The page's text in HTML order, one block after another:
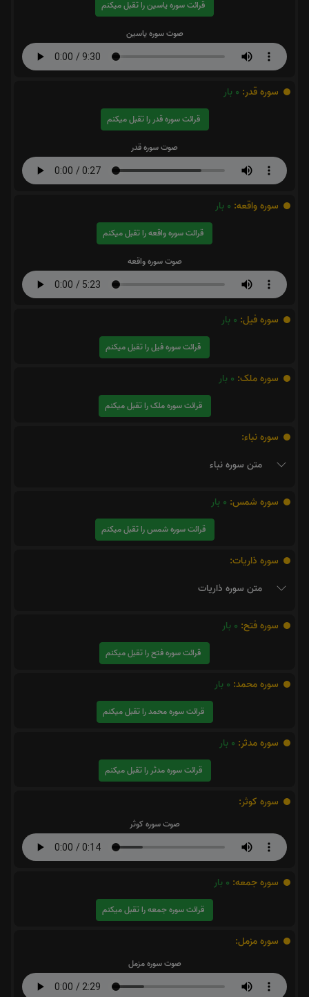
قرائت سوره یاسین را تقبل میکنم
صوت سوره یاسین
سوره قدر: 0 بار
قرائت سوره قدر را تقبل میکنم
صوت سوره قدر
سوره واقعه: 0 بار
قرائت سوره واقعه را تقبل میکنم
صوت سوره واقعه
سوره فیل: 0 بار
قرائت سوره فیل را تقبل میکنم
سوره ملک: 0 بار
قرائت سوره ملک را تقبل میکنم
سوره نباء:
متن سوره نباء
سوره شمس: 0 بار
قرائت سوره شمس را تقبل میکنم
سوره ذاریات:
متن سوره ذاریات
سوره فتح: 0 بار
قرائت سوره فتح را تقبل میکنم
سوره محمد: 0 بار
قرائت سوره محمد را تقبل میکنم
سوره مدثر: 0 بار
قرائت سوره مدثر را تقبل میکنم
سوره کوثر:
صوت سوره کوثر
سوره جمعه: 0 بار
قرائت سوره جمعه را تقبل میکنم
سوره مزمل:
صوت سوره مزمل